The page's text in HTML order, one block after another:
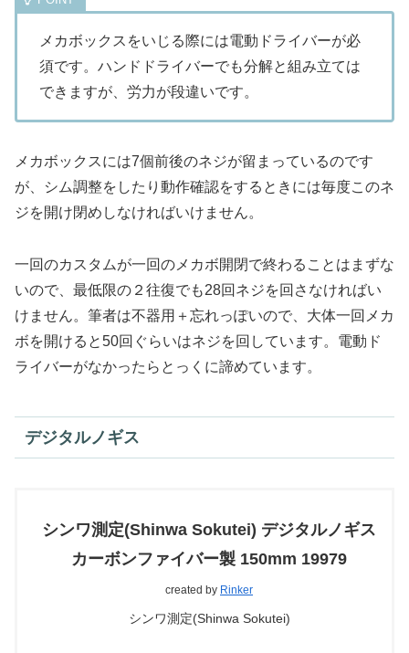
メカボックスをいじる際には電動ドライバーが必
須です。ハンドドライバーでも分解と組み立ては
できますが、労力が段違いです。
メカボックスには7個前後のネジが留まっているのです
が、シム調整をしたり動作確認をするときには毎度このネ
ジを開け閉めしなければいけません。
一回のカスタムが一回のメカボ開閉で終わることはまずな
いので、最低限の２往復でも28回ネジを回さなければい
けません。筆者は不器用＋忘れっぽいので、大体一回メカ
ボを開けると50回ぐらいはネジを回しています。電動ド
ライバーがなかったらとっくに諦めています。
デジタルノギス
シンワ測定(Shinwa Sokutei) デジタルノギス
カーボンファイバー製 150mm 19979
created by Rinker
シンワ測定(Shinwa Sokutei)